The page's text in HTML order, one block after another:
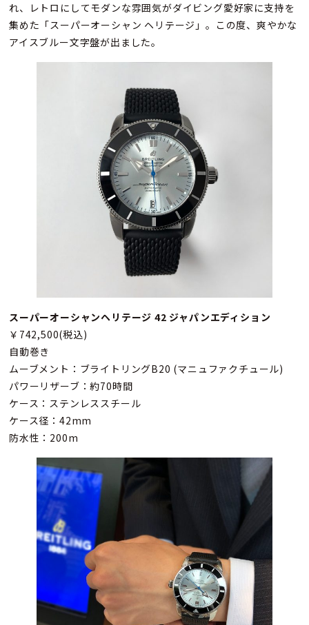
れ、レトロにしてモダンな雰囲気がダイビング愛好家に支持を
集めた「スーパーオーシャン ヘリテージ」。この度、爽やかな
アイスブルー文字盤が出ました。
スーパーオーシャンヘリテージ 42 ジャパンエディション
￥742,500(税込)
自動巻き
ムーブメント：ブライトリングB20 (マニュファクチュール)
パワーリザーブ：約70時間
ケース：ステンレススチール
ケース径：42mm
防水性：200m